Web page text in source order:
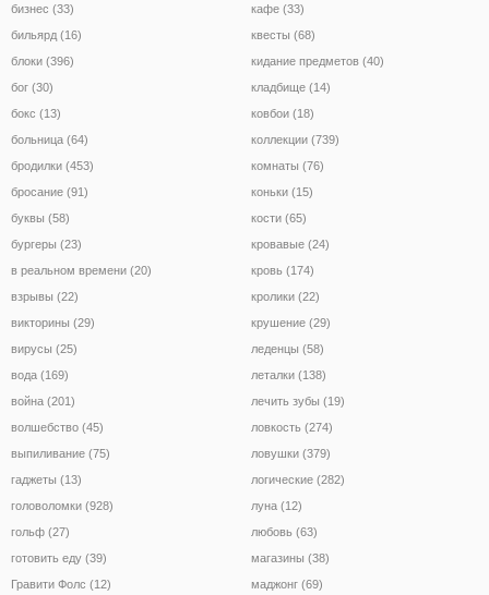
бизнес (33)
бильярд (16)
блоки (396)
бог (30)
бокс (13)
больница (64)
бродилки (453)
бросание (91)
буквы (58)
бургеры (23)
в реальном времени (20)
взрывы (22)
викторины (29)
вирусы (25)
вода (169)
война (201)
волшебство (45)
выпиливание (75)
гаджеты (13)
головоломки (928)
гольф (27)
готовить еду (39)
Гравити Фолс (12)
кафе (33)
квесты (68)
кидание предметов (40)
кладбище (14)
ковбои (18)
коллекции (739)
комнаты (76)
коньки (15)
кости (65)
кровавые (24)
кровь (174)
кролики (22)
крушение (29)
леденцы (58)
леталки (138)
лечить зубы (19)
ловкость (274)
ловушки (379)
логические (282)
луна (12)
любовь (63)
магазины (38)
маджонг (69)